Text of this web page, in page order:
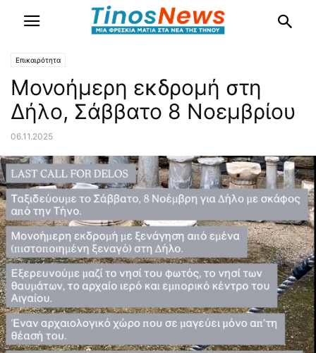
Επικαιρότητα
Μονοήμερη εκδρομή στη
Δήλο, Σάββατο 8 Νοεμβρίου
06.11.2025